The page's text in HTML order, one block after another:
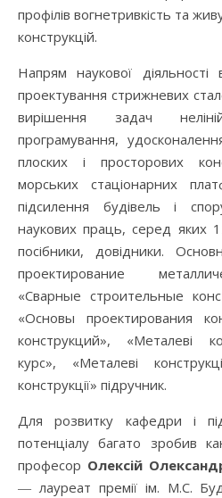
профілів вогнетривкість та
конструкцій.
Напрям наукової
проектування стрижневих
вирішення задач
програмування,
плоских і просторових
морських стаціонарних
підсилення будівель і
наукових праць, серед яких
посібники, довідники.
проектирование
«Сварные строительные
«Основы проектирования
конструкций», «Металеві
курс», «Металеві
конструкції» підручник.
Для розвитку кафедри і
потенціалу багато зробив
професор Олексій
― лауреат премії ім. М.С.